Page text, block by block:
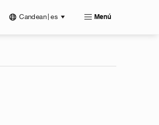
Candean | es Menú